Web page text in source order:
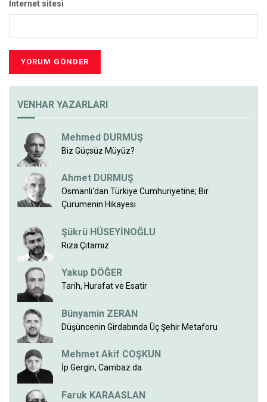
İnternet sitesi
VENHAR YAZARLARI
Mehmed DURMUŞ
Biz Güçsüz Müyüz?
Ahmet DURMUŞ
Osmanlı'dan Türkiye Cumhuriyetine; Bir
Çürümenin Hikayesi
Şükrü HÜSEYİNOĞLU
Rıza Çıtamız
Yakup DÖĞER
Tarih, Hurafat ve Esatir
Bünyamin ZERAN
Düşüncenin Girdabında Üç Şehir Metaforu
Mehmet Akif COŞKUN
İp Gergin, Cambaz da
Faruk KARAASLAN